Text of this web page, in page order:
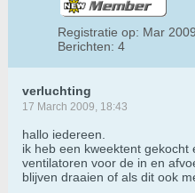
Registratie op: Mar 2009
Berichten: 4
verluchting
17 March 2009, 18:43
hallo iedereen.
ik heb een kweektent gekocht
ventilatoren voor de in en
blijven draaien of als dit ook